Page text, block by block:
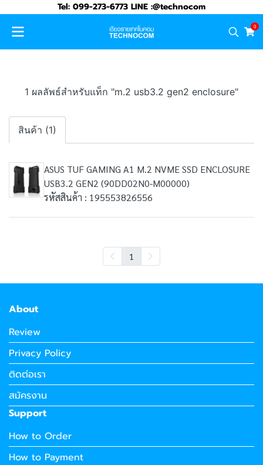
Tel: 099-273-6773 LINE :@technocom
0
1 ผลลัพธ์สำหรับแท็ก "m.2 usb3.2 gen2 enclosure"
สินค้า (1)
ASUS TUF GAMING A1 M.2 NVME SSD ENCLOSURE
USB3.2 GEN2 (90DD02N0-M00000)
รหัสสินค้า : 195553826556
1
About
Review
Privacy Policy
ติดต่อเรา
สมัครงาน
Support
How to Order
How to Payment